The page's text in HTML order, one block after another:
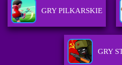
GRY PILKARSKIE
GRY